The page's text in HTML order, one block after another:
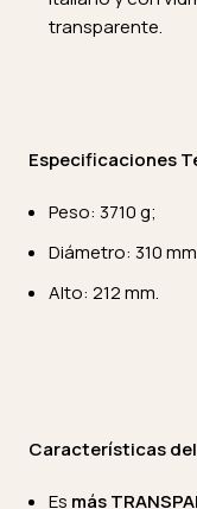
transparente.
Especificaciones
Peso: 3710 g;
Diámetro: 310
Alto: 212 mm.
Características
Es más